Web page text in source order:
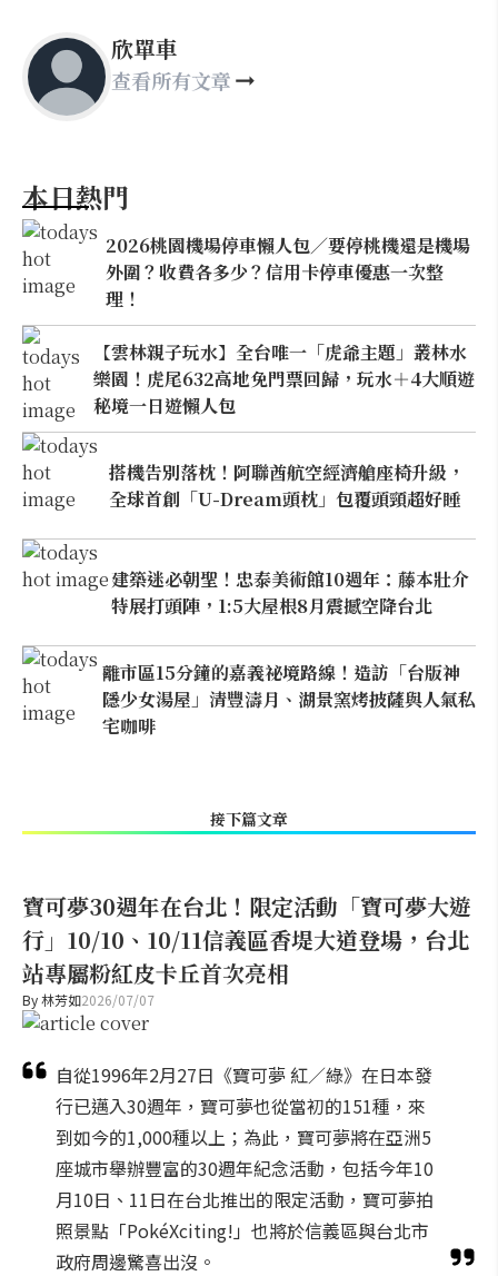
欣單車
查看所有文章
本日熱門
2026桃園機場停車懶人包／要停桃機還是機場
外圍？收費各多少？信用卡停車優惠一次整
理！
【雲林親子玩水】全台唯一「虎爺主題」叢林水
樂園！虎尾632高地免門票回歸，玩水＋4大順遊
秘境一日遊懶人包
搭機告別落枕！阿聯酋航空經濟艙座椅升級，
全球首創「U-Dream頭枕」包覆頭頸超好睡
建築迷必朝聖！忠泰美術館10週年：藤本壯介
特展打頭陣，1:5大屋根8月震撼空降台北
離市區15分鐘的嘉義祕境路線！造訪「台版神
隱少女湯屋」清豐濤月、湖景窯烤披薩與人氣私
宅咖啡
接下篇文章
寶可夢30週年在台北！限定活動「寶可夢大遊
行」10/10、10/11信義區香堤大道登場，台北
站專屬粉紅皮卡丘首次亮相
By林芳如2026/07/07
自從1996年2月27日《寶可夢 紅／綠》在日本發
行已邁入30週年，寶可夢也從當初的151種，來
到如今的1,000種以上；為此，寶可夢將在亞洲5
座城市舉辦豐富的30週年紀念活動，包括今年10
月10日、11日在台北推出的限定活動，寶可夢拍
照景點「PokéXciting!」也將於信義區與台北市
政府周邊驚喜出沒。